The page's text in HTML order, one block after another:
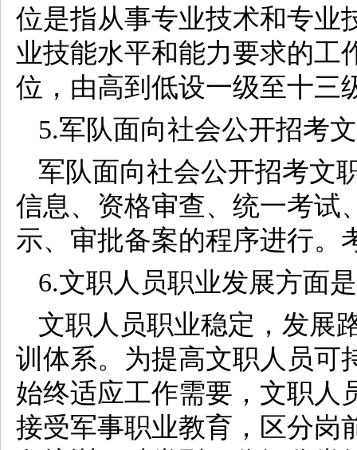
位是指从事专业技术和专业
业技能水平和能力要求的工
位，由高到低设一级至十三
5.军队面向社会公开招考
军队面向社会公开招考文
信息、资格审查、统一考试
示、审批备案的程序进行。
6.文职人员职业发展方面
文职人员职业稳定，发展
训体系。为提高文职人员可
始终适应工作需要，文职人
接受军事职业教育，区分岗